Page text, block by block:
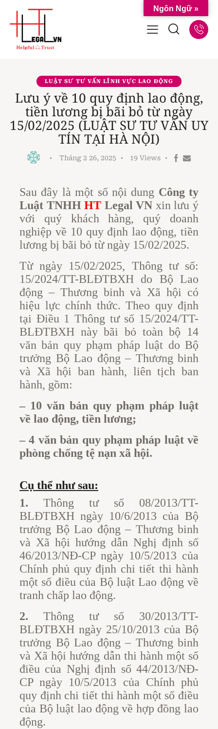
LUẬT SƯ TƯ VẤN LĨNH VỰC LAO ĐỘNG
Lưu ý về 10 quy định lao động,
tiền lương bị bãi bỏ từ ngày
15/02/2025 (LUẬT SƯ TƯ VẤN UY
TÍN TẠI HÀ NỘI)
Tháng 2 26, 2025 19 Views
Sau đây là một số nội dung Công ty
Luật TNHHHT Legal VN xin lưu ý
với quý khách hàng, quý doanh
nghiệp về 10 quy định lao động, tiền
lương bị bãi bỏ từ ngày 15/02/2025.
Từ ngày 15/02/2025, Thông tư số:
15/2024/TT-BLĐTBXH do Bộ Lao
động – Thương binh và Xã hội có
hiệu lực chính thức. Theo quy định
tại Điều 1 Thông tư số 15/2024/TT-
BLĐTBXH này bãi bỏ toàn bộ 14
văn bản quy phạm pháp luật do Bộ
trưởng Bộ Lao động – Thương binh
và Xã hội ban hành, liên tịch ban
hành, gồm:
– 10 văn bản quy phạm pháp luật
về lao động, tiền lương;
– 4 văn bản quy phạm pháp luật về
phòng chống tệ nạn xã hội.
Cụ thể như sau:
1. Thông tư số 08/2013/TT-
BLĐTBXH ngày 10/6/2013 của Bộ
trưởng Bộ Lao động – Thương binh
và Xã hội hướng dẫn Nghị định số
46/2013/NĐ-CP ngày 10/5/2013 của
Chính phủ quy định chi tiết thi hành
một số điều của Bộ luật Lao động về
tranh chấp lao động.
2. Thông tư số 30/2013/TT-
BLĐTBXH ngày 25/10/2013 của Bộ
trưởng Bộ Lao động – Thương binh
và Xã hội hướng dẫn thi hành một số
điều của Nghị định số 44/2013/NĐ-
CP ngày 10/5/2013 của Chính phủ
quy định chi tiết thi hành một số điều
của Bộ luật lao động về hợp đồng lao
động.
Ngôn Ngữ »